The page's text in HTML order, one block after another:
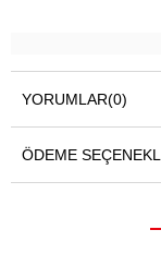
YORUMLAR(0)
ÖDEME